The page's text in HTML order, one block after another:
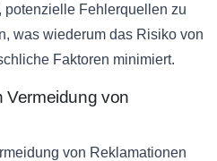
potenzielle Fehlerquellen zu
was wiederum das Risiko von
Faktoren minimiert.
Vermeidung von
von Reklamationen